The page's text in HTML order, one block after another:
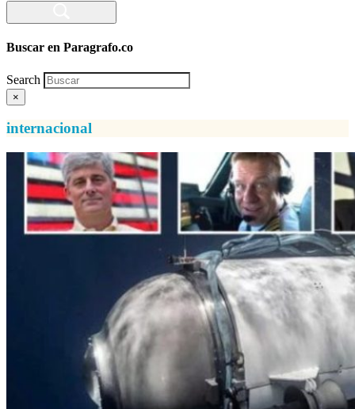
Buscar en Paragrafo.co
Search
×
internacional